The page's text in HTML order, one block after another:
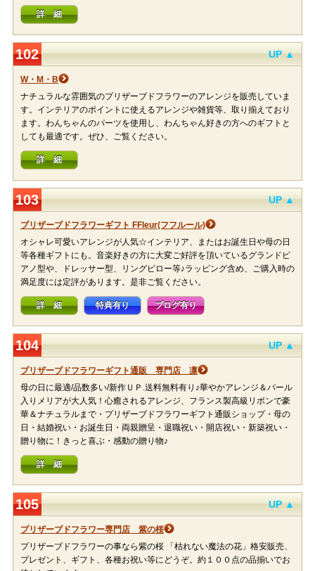
詳 細
102 UP ▲
W・M・B
ナチュラルな雰囲気のプリザーブドフラワーのアレンジを販売していま
す。インテリアのポイントに使えるアレンジや雑貨等、取り揃えており
ます。わんちゃんのパーツを使用し、わんちゃん好きの方へのギフトと
しても最適です。ぜひ、ご覧ください。
詳 細
103 UP ▲
プリザーブドフラワーギフト FFleur(フフルール)
オシャレ可愛いアレンジが人気☆インテリア、またはお誕生日や母の日
等各種ギフトにも。音楽好きの方に大変ご好評を頂いているグランドピ
アノ型や、ドレッサー型、リングピロー等♪ラッピング含め、ご購入時の
満足度には定評があります。是非ご覧ください。
詳 細 特典有り ブログ有り
104 UP ▲
プリザーブドフラワーギフト通販 専門店 凛
母の日に最適/品数多い/新作ＵＰ.送料無料有り♪華やかアレンジ＆パール
入りメリアが大人気！心癒されるアレンジ、フランス製高級リボンで豪
華＆ナチュラルまで・プリザーブドフラワーギフト通販ショップ・母の
日・結婚祝い・お誕生日・両親贈呈・退職祝い・開店祝い・新築祝い・
贈り物に！きっと喜ぶ・感動の贈り物♪
詳 細
105 UP ▲
プリザーブドフラワー専門店 紫の桜
プリザーブドフラワーの事なら紫の桜 「枯れない魔法の花」格安販売、
プレゼント、ギフト、各種お祝い等にどうぞ。約１００点の品揃いでお